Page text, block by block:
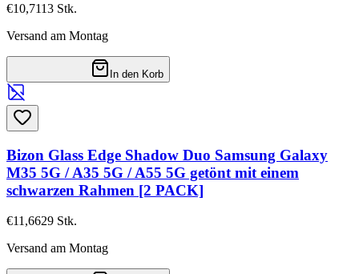
€10,7113 Stk.
Versand am Montag
In den Korb
Bizon Glass Edge Shadow Duo Samsung Galaxy
M35 5G / A35 5G / A55 5G getönt mit einem
schwarzen Rahmen [2 PACK]
€11,6629 Stk.
Versand am Montag